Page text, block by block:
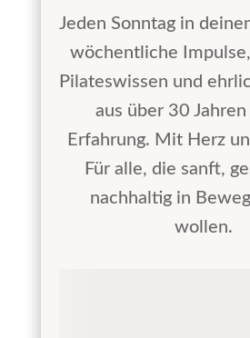
Jeden Sonntag in
wöchentliche
Pilateswissen und
aus über 30
Erfahrung. Mit Herz
Für alle, die sanft,
nachhaltig in
wollen.